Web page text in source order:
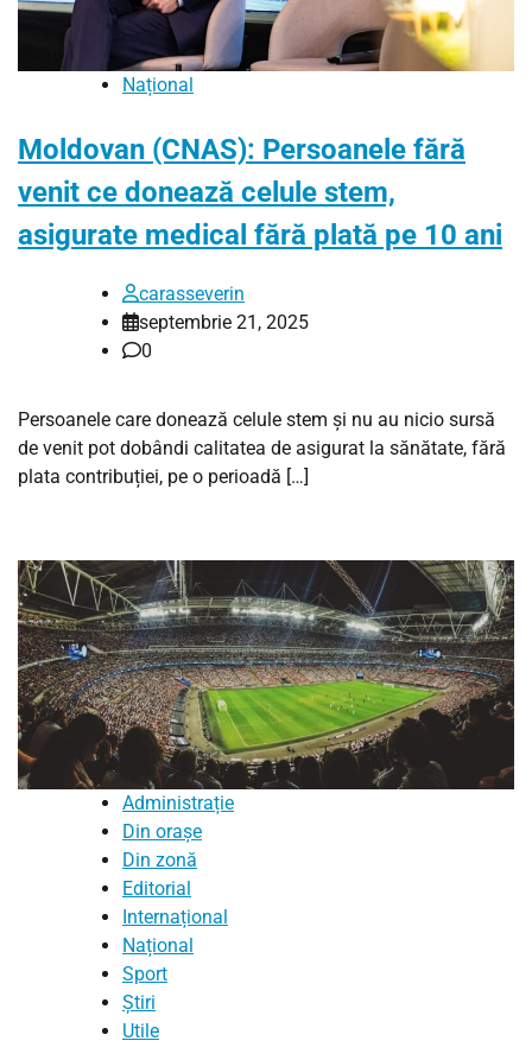
Național
Moldovan (CNAS): Persoanele fără
venit ce donează celule stem,
asigurate medical fără plată pe 10 ani
carasseverin
septembrie 21, 2025
0
Persoanele care donează celule stem și nu au nicio sursă
de venit pot dobândi calitatea de asigurat la sănătate, fără
plata contribuției, pe o perioadă […]
Administrație
Din orașe
Din zonă
Editorial
Internațional
Național
Sport
Știri
Utile